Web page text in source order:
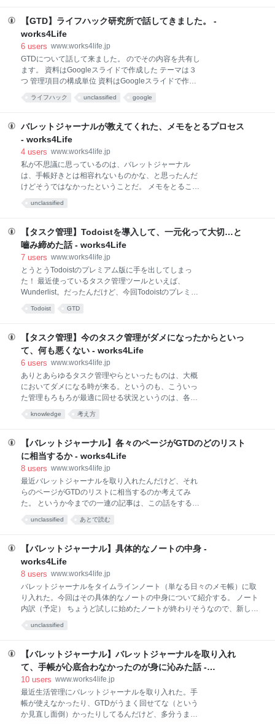
動かさない限
いうかGTDに限らずタスク管理というものは、忙しさ
＝状況によって最適な実装というものがかなり変わっ
てくる代物です。 それをよく知らずにツールを使って
ないんだと、嘆いてしまうことがあるんですよね。自
分がそうだった。 でも、だいたいツールがうまくいか
なくなるのは、状況が変わる、もしくは自分が状況を
変えようとした場合。ツールが合わない？そりゃ当然
いった状況
【GTD】ライフハック研究所で話してきました。 -
works4Life
6 users www.works4life.jp
GTDについて話して来ました。 のでその内容を共有し
ます。 資料はGoogleスライドで作成した テーマは３
つ 管理項目の構成単位 資料はGoogleスライドで作成
パワポがなかったし、Googleスライドを利用して作成
ってなんなのさ？ WeeklyReviewは結局なんなの、ど
うしたらいいの？！ 見極めステップのワークフローの
意味といいところ 勉強会やったりしていた時によく聞
を盛り込んでます。 NextActionについては、毎回説明
に困ってたんだけど、今回の説明は、わかりやすいと
反応がよかったので嬉しいです。 当日の研究所の方で
は、ワークフローの部分は実際にどういうフローでや
ライフハック unclassified google
バレットジャーナルが教えてくれた、メモをとるプロセス
- works4Life
4 users www.works4life.jp
私が不思議に思っているのは、バレットジャーナル
は、手帳好きとは相容れないものかな、と思ったんだ
けどそうではなかったということだ。 メモをとること
性を決めることだ。 メモをとる 属性を決める 属性を
決める、とは、このメモは後で作業しようとか、これ
は単なる感想とか、そういうものを明確にすること
そもそも、メモの属性決めなどメモをとることと同時
にされているのが大概だ。だから通常、そんな属性を
決めるなど意識下にない。なんで、そんな作業が必要
か？ と不思議に思って当然である。しかし、この作業
業をまとめはじめる。メ
unclassified
【タスク管理】Todoistを導入して、一元化って大切…と
嚙み締めた話 - works4Life
7 users www.works4life.jp
とうとうTodoistのプレミアム版に手を出してしまっ
た！ 最近使っているタスク管理ツールといえば、
Wunderlist。だったんだけど、今回Todoistのプレミア
Wunderlistは、されどよいツール Wunderlistのもたら
した変化 Wunderlistのもたらした変化、による不満 こ
のままTodoistに拠点を変えそう、というか変わった イ
るとリスケを促してくれる 直近7日間分の予定リスト
を見れるので、先の見通しがたつ Operaのサイドバー
表示ができる 【結論】Todoistで、Somedayリストと
Calendarリストを集約する気持ちになったのは大きな
Todoist GTD
【タスク管理】今のタスク管理がダメになったからといっ
て、何も悪くない - works4Life
6 users www.works4life.jp
ありとあらゆるタスク管理やらといったものは、大概
においてダメになる時が来る。というのも、こういっ
た管理もろもろが最適に回せる状況というのは、各々
の管理方法において、かなり、条件が限られているか
らだ。 タスク管理が合わなくなるタイミング 今使って
例えば会社の状況なら、メンバーからリーダーになっ
た、メールの飛び交う環境になった、現場から開発に
変わったなどなどの状況変化によって、簡単に合わな
変わる。新しいことにチャレンジしたくなった、もっ
と作業増やしたい、など自分で取り扱うタスク量を増
やしたり、管理の範囲を増やすだけで、今のタスク管
理が合わなくなることも出てくるのだ。 私もそんなす
に限って！ そういうぐら
knowledge 考え方
【バレットジャーナル】各々のページがGTDのどのリスト
に相当するか - works4Life
8 users www.works4life.jp
最近バレットジャーナルを取り入れたんだけど、それ
らのページがGTDのリストに相当するのか考えてみ
た。 というか今までの一連の記事は、この話をするた
めに書いたようなものである。バレットジャーナル
が、GTD的にも要件を満たしてるんじゃないかな、っ
った。 バレットジャーナルのページ 前回のバレットジ
ャーナルのページ内訳で紹介したのは以下の通り。実
際にこれらについてGTDのリストの属性を見ていこ
グ （１－３）いろいろページ （１－３－１）2017年
目標 （１－３－２）Somedayノート （１－３－３）
読みたい本 （１－３－４）行きたい店 （１－３－５）
見たい映画 （１－３－６）クレジットログ （１－３－
unclassified あとで読む
【バレットジャーナル】具体的なノートの中身 -
works4Life
8 users www.works4life.jp
バレットジャーナルをタイムラインノート（単なる日々のメモ帳）に取
り入れた。今回はその具体的なノートの中身について紹介する。 ノート
内訳（予定） ちょうど試しに始めたノートが終わりそうなので、新しい
たので作ってみた。 ページの大枠 ページの大枠としては全体にかかるペ
ージと、月にかかるページという感じで分けられる。 （１）全体（１～
２行目） （２）4月（３～４行目） （３）5月（５～６行目）
目がこれにあたる。 （１ー１）目次 まずは目次。いろいろページが分散
するのでこれは大事。見出しだけ作成。 （１－２）Futureログ 12ヶ月
分を
unclassified
【バレットジャーナル】バレットジャーナルを取り入れ
て、手帳が心底合わなかったのが身に沁みた話 -
works4Life
10 users www.works4life.jp
最近生活管理にバレットジャーナルを取り入れた。手
帳が使えなかったり、GTDがうまく回せてな（という
か見直し面倒）かったりしてるんだけど、多分うまく